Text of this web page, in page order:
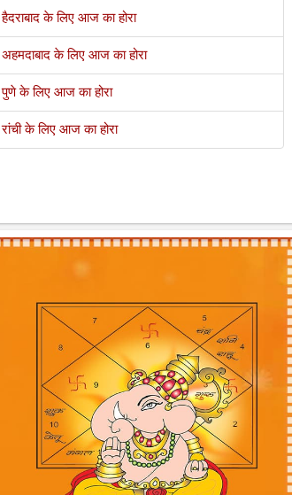
हैदराबाद के लिए आज का होरा
अहमदाबाद के लिए आज का होरा
पुणे के लिए आज का होरा
रांची के लिए आज का होरा